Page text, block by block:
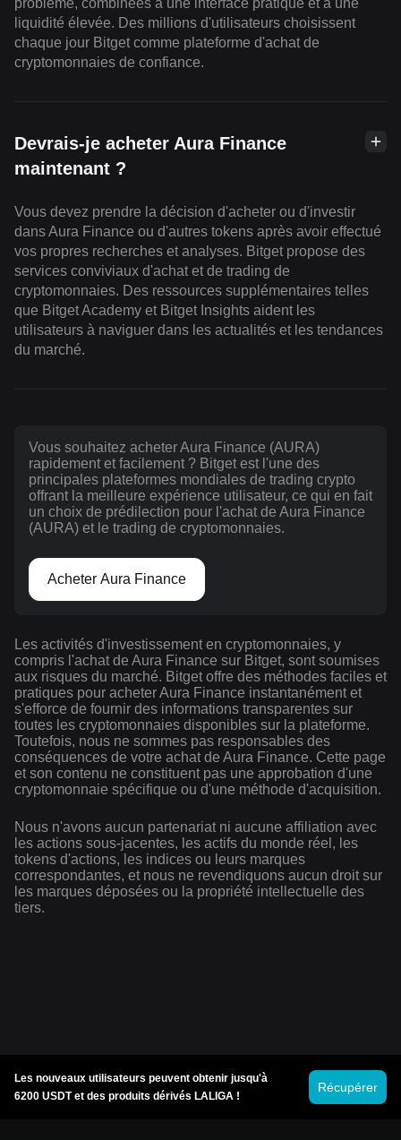
problème, combinées à une interface pratique et à une
liquidité élevée. Des millions d'utilisateurs choisissent
chaque jour Bitget comme plateforme d'achat de
cryptomonnaies de confiance.
Devrais-je acheter Aura Finance
maintenant ?
Vous devez prendre la décision d'acheter ou d'investir
dans Aura Finance ou d'autres tokens après avoir effectué
vos propres recherches et analyses. Bitget propose des
services conviviaux d'achat et de trading de
cryptomonnaies. Des ressources supplémentaires telles
que Bitget Academy et Bitget Insights aident les
utilisateurs à naviguer dans les actualités et les tendances
du marché.
Vous souhaitez acheter Aura Finance (AURA)
rapidement et facilement ? Bitget est l'une des
principales plateformes mondiales de trading crypto
offrant la meilleure expérience utilisateur, ce qui en fait
un choix de prédilection pour l'achat de Aura Finance
(AURA) et le trading de cryptomonnaies.
Acheter Aura Finance
Les activités d'investissement en cryptomonnaies, y
compris l'achat de Aura Finance sur Bitget, sont soumises
aux risques du marché. Bitget offre des méthodes faciles et
pratiques pour acheter Aura Finance instantanément et
s'efforce de fournir des informations transparentes sur
toutes les cryptomonnaies disponibles sur la plateforme.
Toutefois, nous ne sommes pas responsables des
conséquences de votre achat de Aura Finance. Cette page
et son contenu ne constituent pas une approbation d'une
cryptomonnaie spécifique ou d'une méthode d'acquisition.
Nous n'avons aucun partenariat ni aucune affiliation avec
les actions sous-jacentes, les actifs du monde réel, les
tokens d'actions, les indices ou leurs marques
correspondantes, et nous ne revendiquons aucun droit sur
les marques déposées ou la propriété intellectuelle des
tiers.
Les nouveaux utilisateurs peuvent obtenir jusqu'à
6200 USDT et des produits dérivés LALIGA !
Récupérer